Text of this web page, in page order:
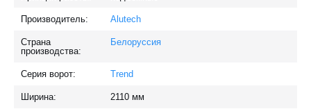
Производитель: Alutech
Страна
производства:
Белоруссия
Серия ворот: Trend
Ширина: 2110 мм